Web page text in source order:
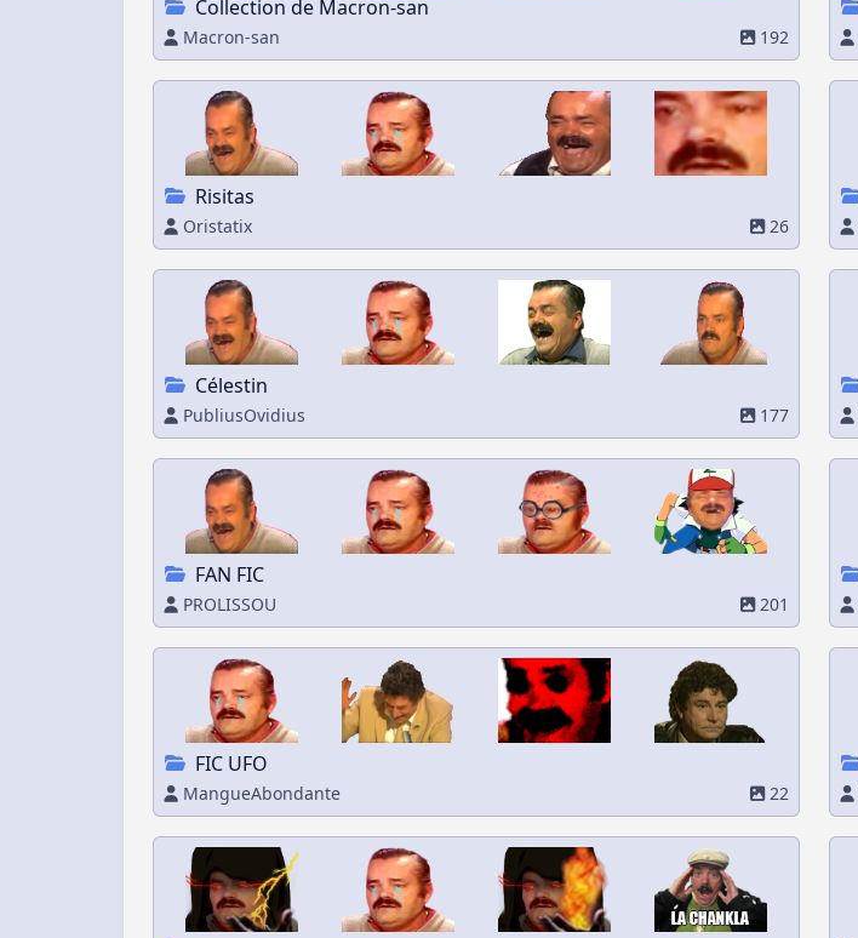
Collection de Macron-san
Macron-san 192
Risitas
Oristatix 26
Célestin
PubliusOvidius 177
FAN FIC
PROLISSOU 201
FIC UFO
MangueAbondante 22